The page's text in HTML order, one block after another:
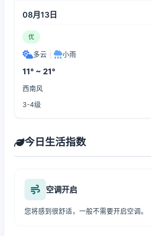
08月13日
优
多云 小雨
11° ~ 21°
西南风
3-4级
今日生活指数
空调开启
您将感到很舒适，一般不需要开启空调。